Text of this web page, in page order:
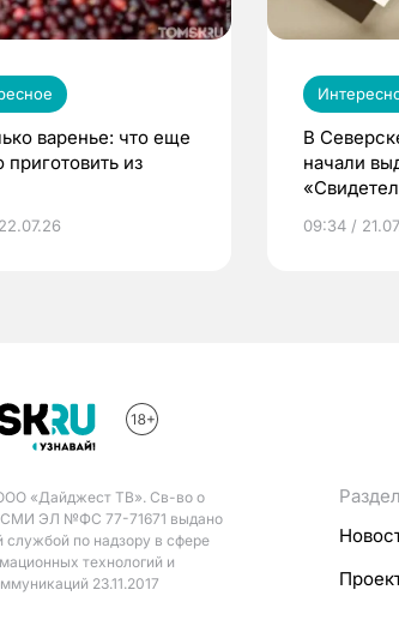
варенье: что еще
из
В
начали
09:34 /
«Дайджест ТВ». Св-во о
СМИ ЭЛ №ФС 77-71671 выдано
службой по надзору в сфере
технологий и
23.11.2017